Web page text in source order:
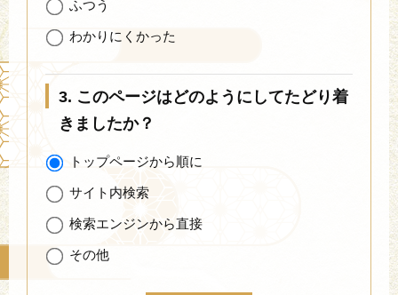
ふつう
わかりにくかった
3. このページはどのようにしてたどり着
きましたか？
トップページから順に
サイト内検索
検索エンジンから直接
その他